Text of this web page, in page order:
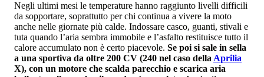
Negli ultimi mesi le temperature hanno raggiunto livelli difficili
da sopportare, soprattutto per chi continua a vivere la moto
anche nelle giornate più calde. Indossare casco, guanti, stivali e
tuta quando l’aria sembra immobile e l’asfalto restituisce tutto il
calore accumulato non è certo piacevole. Se poi si sale in sella
a una sportiva da oltre 200 CV (240 nel caso della Aprilia
X), con un motore che scalda parecchio e scarica aria